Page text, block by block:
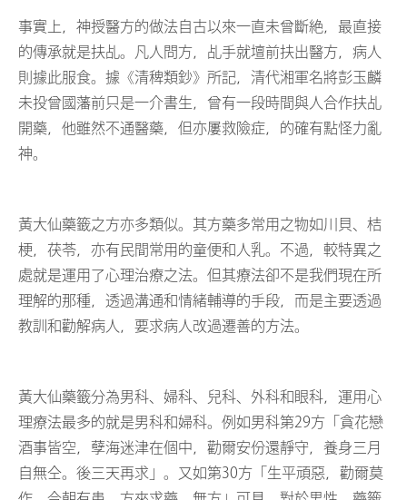
事實上，神授醫方的做法自古以來一直未曾斷絶，最直接
的傳承就是扶乩。凡人問方，乩手就壇前扶出醫方，病人
則據此服食。據《清稗類鈔》所記，清代湘軍名將彭玉麟
未投曾國藩前只是一介書生，曾有一段時間與人合作扶乩
開藥，他雖然不通醫藥，但亦屢救險症，的確有點怪力亂
神。
黃大仙藥籤之方亦多類似。其方藥多常用之物如川貝、桔
梗，茯苓，亦有民間常用的童便和人乳。不過，較特異之
處就是運用了心理治療之法。但其療法卻不是我們現在所
理解的那種，透過溝通和情緒輔導的手段，而是主要透過
教訓和勸解病人，要求病人改過遷善的方法。
黃大仙藥籤分為男科、婦科、兒科、外科和眼科，運用心
理療法最多的就是男科和婦科。例如男科第29方「貪花戀
酒事皆空，孽海迷津在個中，勸爾安份還靜守，養身三月
自無仝。後三天再求」。又如第30方「生平頑惡，勸爾莫